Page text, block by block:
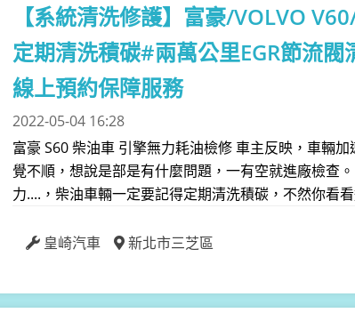
【系統清洗修護】 富豪/VOLVO
定期清洗積碳#兩萬公里EGR節流
線上預約保障服務
2022-05-04 16:28
富豪 S60 柴油車 引擎無力耗油檢修 車主反映，車輛
覺不順，想說是部是有什麼問題，一有空就進廠檢查
力....，柴油車輛一定要記得定期清洗積碳，不然你看
皇崎汽車 新北市三芝區